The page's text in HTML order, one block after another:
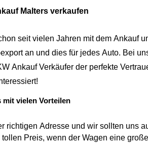
Malters verkaufen
an und dies für jedes Auto. Bei uns spielt es gar keine Rolle, ob ihr Fahrzeug einen
AnkaufVerkäufer der perfekte
vielen Vorteilen
Adresse und wir sollten uns auf
eine große Laufleistung aufweist. Bei uns sparen Sie sich die